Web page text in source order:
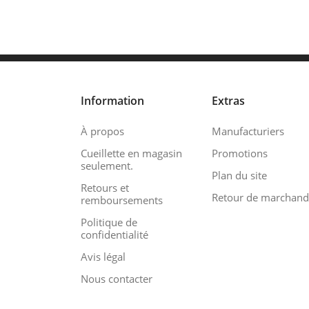
Information
À propos
Cueillette en magasin
seulement.
Retours et
remboursements
Politique de
confidentialité
Avis légal
Nous contacter
Extras
Manufacturiers
Promotions
Plan du site
Retour de